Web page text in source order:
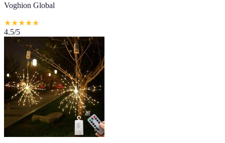
Voghion Global
★★★★★
4.5/5